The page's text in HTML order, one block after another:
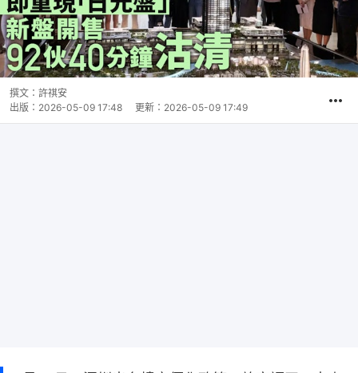
撰文： 許祺安
出版： 2026-05-09 17:48 更新： 2026-05-09 17:49